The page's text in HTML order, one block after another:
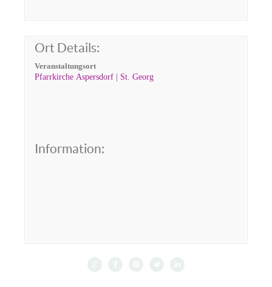
Ort Details:
Veranstaltungsort
Pfarrkirche Aspersdorf | St. Georg
Information: